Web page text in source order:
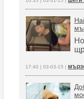
17:40 | 03-03-15 |